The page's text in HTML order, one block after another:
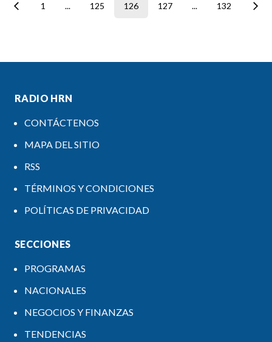
1 ... 125 126 127 ... 132
RADIO HRN
CONTÁCTENOS
MAPA DEL SITIO
RSS
TÉRMINOS Y CONDICIONES
POLÍTICAS DE PRIVACIDAD
SECCIONES
PROGRAMAS
NACIONALES
NEGOCIOS Y FINANZAS
TENDENCIAS